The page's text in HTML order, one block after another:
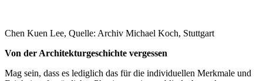
Chen Kuen Lee, Quelle: Archiv Michael Koch, Stuttgart
Von der Architekturgeschichte vergessen
Mag sein, dass es lediglich das für die individuellen Merkmale und